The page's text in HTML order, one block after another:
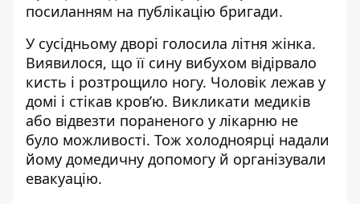
посиланням на публікацію бригади.
У сусідньому дворі голосила літня жінка.
Виявилося, що її сину вибухом відірвало
кисть і розтрощило ногу. Чоловік лежав у
домі і стікав кров’ю. Викликати медиків
або відвезти пораненого у лікарню не
було можливості. Тож холодноярці надали
йому домедичну допомогу й організували
евакуацію.